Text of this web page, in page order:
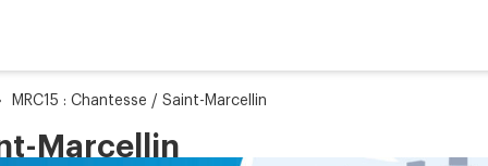
MRC15 : Chantesse / Saint-Marcellin
Marcellin